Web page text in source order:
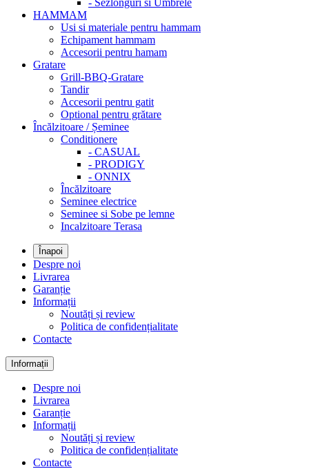
- Sezlonguri si Umbrele
HAMMAM
Usi si materiale pentru hammam
Echipament hammam
Accesorii pentru hamam
Gratare
Grill-BBQ-Gratare
Tandir
Accesorii pentru gatit
Optional pentru grătare
Încălzitoare / Șeminee
Conditionere
- CASUAL
- PRODIGY
- ONNIX
Încălzitoare
Seminee electrice
Seminee si Sobe pe lemne
Incalzitoare Terasa
Înapoi
Despre noi
Livrarea
Garanție
Informații
Noutăți și review
Politica de confidențialitate
Contacte
Informații
Despre noi
Livrarea
Garanție
Informații
Noutăți și review
Politica de confidențialitate
Contacte